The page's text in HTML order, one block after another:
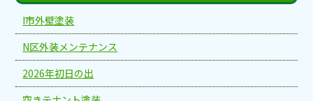
I市外壁塗装
N区外装メンテナンス
2026年初日の出